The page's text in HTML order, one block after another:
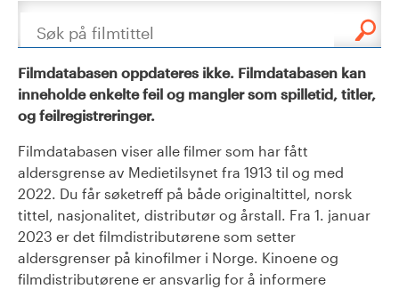
Søk
Filmdatabasen oppdateres ikke. Filmdatabasen kan
inneholde enkelte feil og mangler som spilletid, titler,
og feilregistreringer.
Filmdatabasen viser alle filmer som har fått
aldersgrense av Medietilsynet fra 1913 til og med
2022. Du får søketreff på både originaltittel, norsk
tittel, nasjonalitet, distributør og årstall. Fra 1. januar
2023 er det filmdistributørene som setter
aldersgrenser på kinofilmer i Norge. Kinoene og
filmdistributørene er ansvarlig for å informere